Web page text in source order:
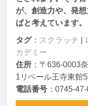
が、創造力や、発
ばと考えています。
タグ： スクラッチ
カデミー
住所 ：〒636-0003
1リベール王寺東館
電話番号 ：0745-